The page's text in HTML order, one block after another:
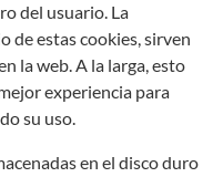
del usuario. La
de estas cookies, sirven
la web. A la larga, esto
experiencia para
su uso.
en el disco duro